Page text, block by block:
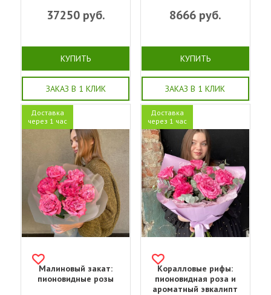
37250руб.
КУПИТЬ
ЗАКАЗ В 1 КЛИК
8666руб.
КУПИТЬ
ЗАКАЗ В 1 КЛИК
Доставка
через 1 час
Малиновый закат:
пионовидные розы
Доставка
через 1 час
Коралловые рифы:
пионовидная роза и
ароматный эвкалипт